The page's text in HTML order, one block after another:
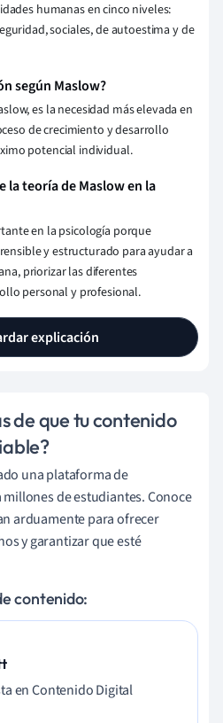
humanas en cinco niveles:
sociales, de autoestima y de
según Maslow?
es la necesidad más elevada en
de crecimiento y desarrollo
potencial individual.
la teoría de Maslow en la
en la psicología porque
y estructurado para ayudar a
priorizar las diferentes
personal y profesional.
explicación
de que tu contenido
una plataforma de
de estudiantes. Conoce
arduamente para ofrecer
y garantizar que esté
contenido:
en Contenido Digital